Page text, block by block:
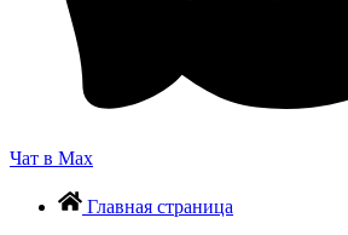
Чат в Max
Главная страница